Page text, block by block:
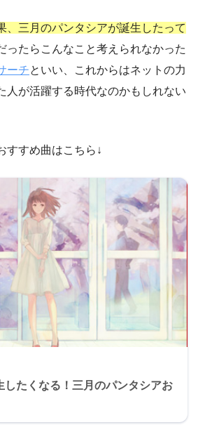
、三月のパンタシアが誕生したって
ったらこんなこと考えられなかった
ーチといい、これからはネットの力
人が活躍する時代なのかもしれない
すすめ曲はこちら↓
したくなる！三月のパンタシアお